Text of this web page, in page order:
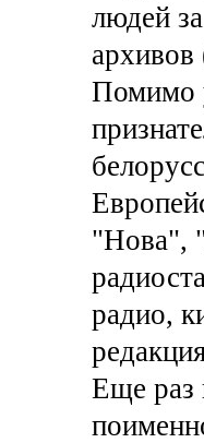
людей
Помимо
"Нова",
радио,
Еще раз